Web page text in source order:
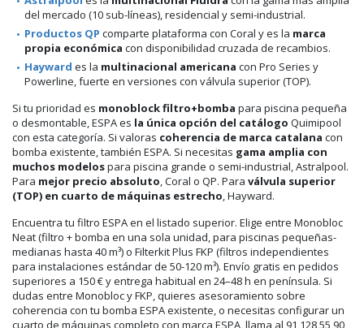
del mercado (10 sub-líneas), residencial y semi-industrial.
Productos QP comparte plataforma con Coral y es la marca
propia económica con disponibilidad cruzada de recambios.
Hayward es la multinacional americana con Pro Series y
Powerline, fuerte en versiones con válvula superior (TOP).
Si tu prioridad es monoblock filtro+bomba para piscina pequeña
o desmontable, ESPA es la única opción del catálogo Quimipool
con esta categoría. Si valoras coherencia de marca catalana con
bomba existente, también ESPA. Si necesitas gama amplia con
muchos modelospara piscina grande o semi-industrial, Astralpool.
Para mejor precio absoluto, Coral o QP. Para válvula superior
(TOP) en cuarto de máquinas estrecho, Hayward.
Encuentra tu filtro ESPA en el listado superior. Elige entre Monobloc
Neat (filtro + bomba en una sola unidad, para piscinas pequeñas-
medianas hasta 40 m³) o Filterkit Plus FKP (filtros independientes
para instalaciones estándar de 50-120 m³). Envío gratis en pedidos
superiores a 150 € y entrega habitual en 24–48 h en península. Si
dudas entre Monobloc y FKP, quieres asesoramiento sobre
coherencia con tu bomba ESPA existente, o necesitas configurar un
cuarto de máquinas completo con marca ESPA, llama al 91 128 55 90